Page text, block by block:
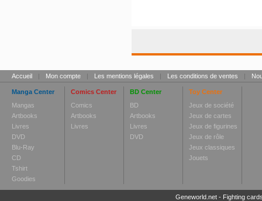
Accueil | Mon compte | Les mentions légales | Les conditions de ventes |
Manga Center
Mangas
Artbooks
Livres
DVD
Blu-Ray
CD
Tshirt
Goodies
Comics Center
Comics
Artbooks
Livres
BD Center
BD
Artbooks
Livres
DVD
Toy Center
Jeux de société
Jeux de cartes
Jeux de figurines
Jeux de rôle
Jeux classiques
Jouets
Geneworld.net- Fighting